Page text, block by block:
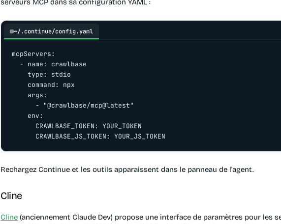
serveurs MCP dans sa configuration YAML :
~/.continue/config.yaml
mcpServers:
  - name: crawlbase
    type: stdio
    command: npx
    args:
      - "@crawlbase/mcp@latest"
    env:
      CRAWLBASE_TOKEN: YOUR_TOKEN
      CRAWLBASE_JS_TOKEN: YOUR_JS_TOKEN
Rechargez Continue et les outils apparaissent dans le panneau de l'agent.
Cline
Cline (anciennement Claude Dev) propose une interface de paramètres pour les